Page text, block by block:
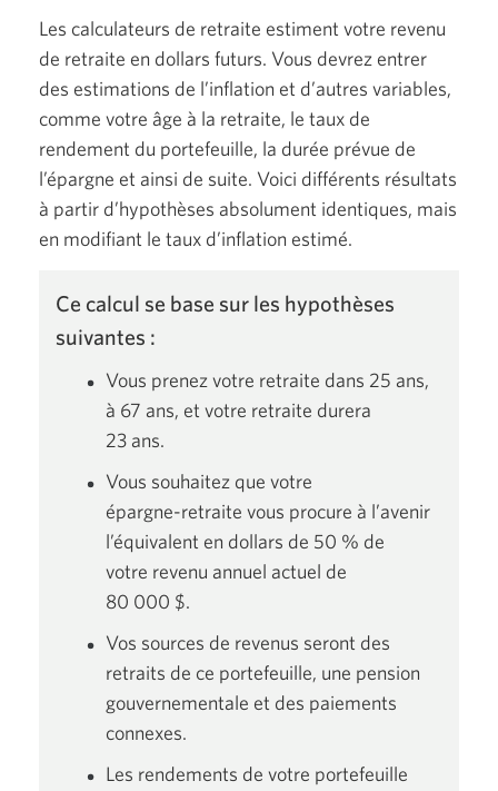
Les calculateurs de retraite estiment votre revenu
de retraite en dollars futurs. Vous devrez entrer
des estimations de l’inflation et d’autres variables,
comme votre âge à la retraite, le taux de
rendement du portefeuille, la durée prévue de
l’épargne et ainsi de suite. Voici différents résultats
à partir d’hypothèses absolument identiques, mais
en modifiant le taux d’inflation estimé.
Ce calcul se base sur les hypothèses
suivantes :
Vous prenez votre retraite dans 25 ans,
à 67 ans, et votre retraite durera
23 ans.
Vous souhaitez que votre
épargne-retraite vous procure à l’avenir
l’équivalent en dollars de 50 % de
votre revenu annuel actuel de
80 000 $.
Vos sources de revenus seront des
retraits de ce portefeuille, une pension
gouvernementale et des paiements
connexes.
Les rendements de votre portefeuille